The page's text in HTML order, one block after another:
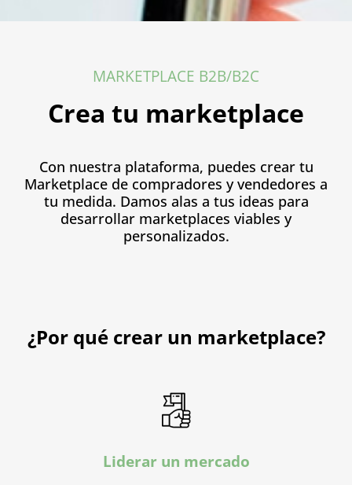
MARKETPLACE B2B/B2C
Crea tu marketplace
Con nuestra plataforma, puedes crear tu
Marketplace de compradores y vendedores a
tu medida. Damos alas a tus ideas para
desarrollar marketplaces viables y
personalizados.
¿Por qué crear un marketplace?
Liderar un mercado